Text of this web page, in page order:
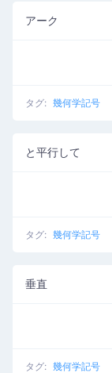
アーク
タグ: 幾何学記号
と平行して
タグ: 幾何学記号
垂直
タグ: 幾何学記号